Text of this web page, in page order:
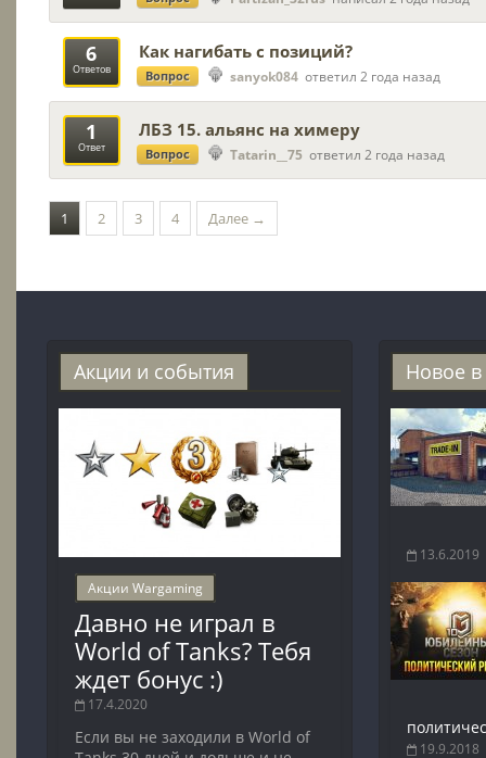
6
Ответов
Как нагибать с позиций?
Вопрос sanyok084 ответил 2 года назад
1
Ответ
ЛБЗ 15. альянс на химеру
Вопрос Tatarin__75 ответил 2 года назад
1 2 3 4 Далее →
Акции и события
Акции Wargaming
Давно не играл в
World of Tanks? Тебя
ждет бонус :)
17.4.2020
Если вы не заходили в World of
Новое в
13.6.2019
19.9.2018